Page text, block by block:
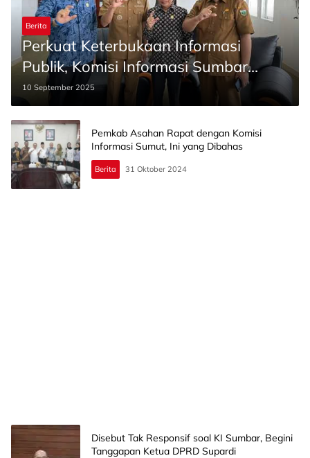
Berita
Perkuat Keterbukaan Informasi
Publik, Komisi Informasi Sumbar
Kunjungi Padang Panjang
10 September 2025
Pemkab Asahan Rapat dengan Komisi
Informasi Sumut, Ini yang Dibahas
Berita 31 Oktober 2024
Disebut Tak Responsif soal KI Sumbar, Begini
Tanggapan Ketua DPRD Supardi